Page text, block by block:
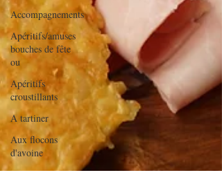
Accompagnements
Apéritifs/amuses
bouches de fête
ou
Apéritifs
croustillants
A tartiner
Aux flocons
d'avoine
au Fromage